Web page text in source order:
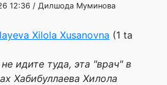
12:36 / Дилшода Муминова
Xilola Xusanovna (1 ta
идите туда, эта "врач" в
Хабибуллаева Хилола